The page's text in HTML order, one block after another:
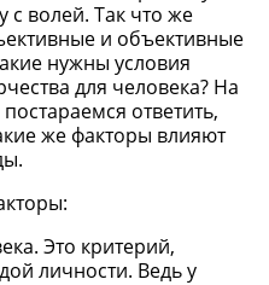
с волей. Так что же
и объективные
нужны условия
для человека? На
ответить,
же факторы влияют
Это критерий,
личности. Ведь у